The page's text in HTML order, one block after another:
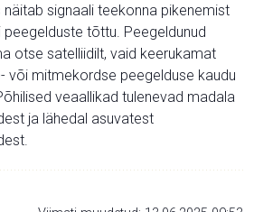
signaali teekonna pikenemist
tõttu. Peegeldunud
otse satelliidilt, vaid keerukamat
või mitmekordse peegelduse kaudu
veaallikad tulenevad madala
ja lähedal asuvatest